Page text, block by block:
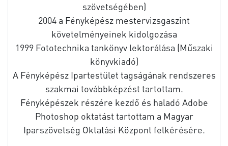
szövetségében)
2004 a Fényképész mestervizsgaszint
követelményeinek kidolgozása
1999 Fototechnika tankönyv lektorálása (Műszaki
könyvkiadó)
A Fényképész Ipartestület tagságának rendszeres
szakmai továbbképzést tartottam.
Fényképészek részére kezdő és haladó Adobe
Photoshop oktatást tartottam a Magyar
Iparszövetség Oktatási Központ felkérésére.